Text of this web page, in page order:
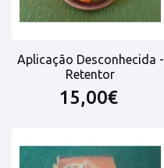
Aplicação Desconhecida -
Retentor
15,00€